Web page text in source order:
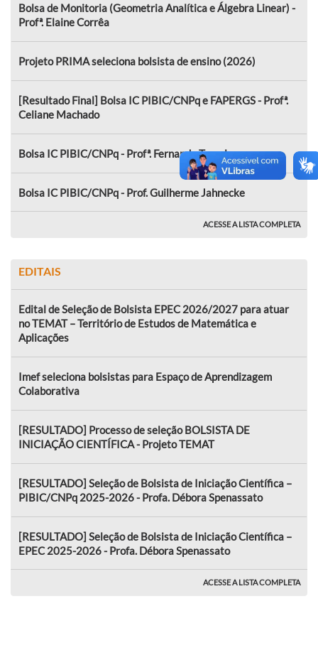
Bolsa de Monitoria (Geometria Analítica e Álgebra Linear) -
Profª. Elaine Corrêa
Projeto PRIMA seleciona bolsista de ensino (2026)
[Resultado Final] Bolsa IC PIBIC/CNPq e FAPERGS - Profª.
Celiane Machado
Bolsa IC PIBIC/CNPq - Profª. Fernanda Tumelero
Bolsa IC PIBIC/CNPq - Prof. Guilherme Jahnecke
ACESSE A LISTA COMPLETA
EDITAIS
Edital de Seleção de Bolsista EPEC 2026/2027 para atuar
no TEMAT – Território de Estudos de Matemática e
Aplicações
Imef seleciona bolsistas para Espaço de Aprendizagem
Colaborativa
[RESULTADO] Processo de seleção BOLSISTA DE
INICIAÇÃO CIENTÍFICA - Projeto TEMAT
[RESULTADO] Seleção de Bolsista de Iniciação Científica –
PIBIC/CNPq 2025-2026 - Profa. Débora Spenassato
[RESULTADO] Seleção de Bolsista de Iniciação Científica –
EPEC 2025-2026 - Profa. Débora Spenassato
ACESSE A LISTA COMPLETA